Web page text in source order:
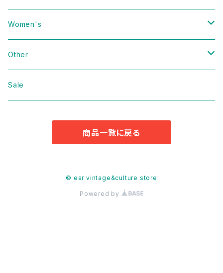
Vintage
Domestic
Jacket
Women's
Vintage
Domestic
Other
bag
Accessories
Sale
商品一覧に戻る
© ear vintage&culture store
Powered by